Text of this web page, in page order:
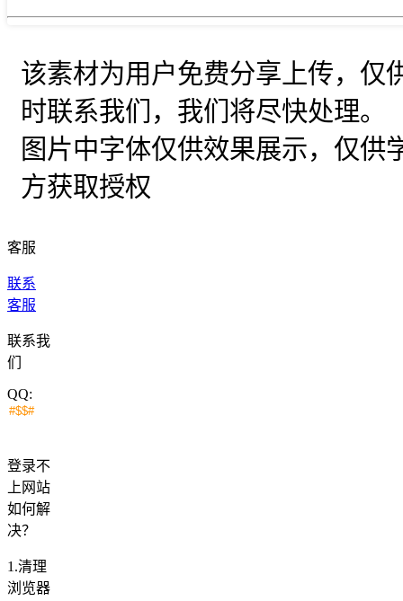
该素材为用户免费分享上传，仅
时联系我们，我们将尽快处理。
图片中字体仅供效果展示，仅供
方获取授权
客服
联系
客服
联系我
们
QQ:
登录不
上网站
如何解
决？
1.清理
浏览器